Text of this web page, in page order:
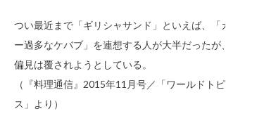
つい最近まで「ギリシャサンド」といえば、「カロリ
ー過多なケバブ」を連想する人が大半だったが、その
偏見は覆されようとしている。
（『料理通信』2015年11月号／「ワールドトピック
ス」より）